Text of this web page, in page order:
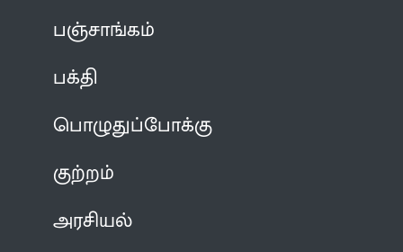
பஞ்சாங்கம்
பக்தி
பொழுதுப்போக்கு
குற்றம்
அரசியல்